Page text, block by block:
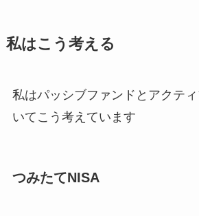
私はこう考える
私はパッシブファンドとアクテ
いてこう考えています
つみたてNISA